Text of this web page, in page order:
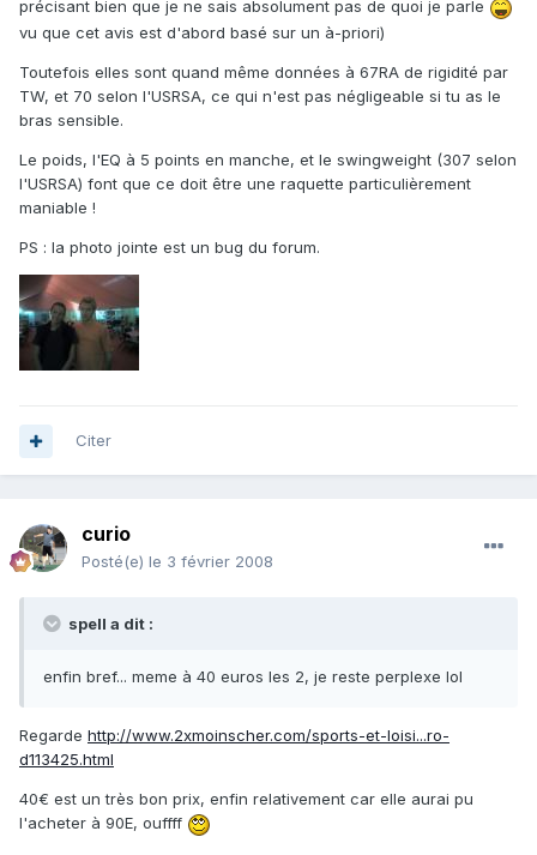
précisant bien que je ne sais absolument pas de quoi je parle
vu que cet avis est d'abord basé sur un à-priori)
Toutefois elles sont quand même données à 67RA de rigidité par
TW, et 70 selon l'USRSA, ce qui n'est pas négligeable si tu as le
bras sensible.
Le poids, l'EQ à 5 points en manche, et le swingweight (307 selon
l'USRSA) font que ce doit être une raquette particulièrement
maniable !
PS : la photo jointe est un bug du forum.
Citer
curio
Posté(e) le 3 février 2008
spell a dit :
enfin bref... meme à 40 euros les 2, je reste perplexe lol
Regarde http://www.2xmoinscher.com/sports-et-loisi...ro-
d113425.html
40€ est un très bon prix, enfin relativement car elle aurai pu
l'acheter à 90E, ouffff